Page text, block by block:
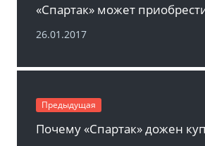
26.01.2017
Предыдущая
Почему «Спартак» дожен